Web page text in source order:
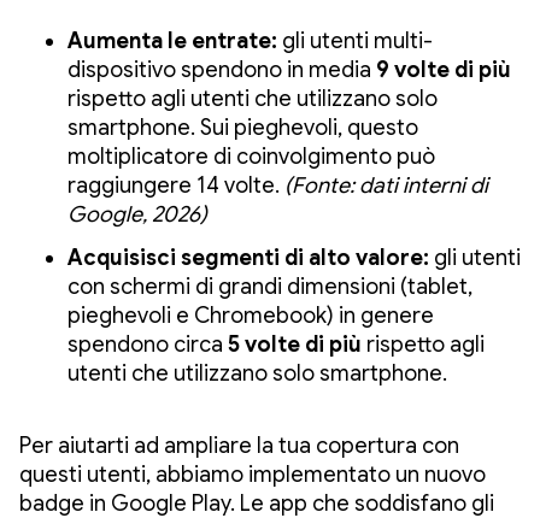
Aumenta le entrate: gli utenti multi-
dispositivo spendono in media 9 volte di più
rispetto agli utenti che utilizzano solo
smartphone. Sui pieghevoli, questo
moltiplicatore di coinvolgimento può
raggiungere 14 volte. (Fonte: dati interni di
Google, 2026)
Acquisisci segmenti di alto valore: gli utenti
con schermi di grandi dimensioni (tablet,
pieghevoli e Chromebook) in genere
spendono circa 5 volte di più rispetto agli
utenti che utilizzano solo smartphone.
Per aiutarti ad ampliare la tua copertura con
questi utenti, abbiamo implementato un nuovo
badge in Google Play. Le app che soddisfano gli